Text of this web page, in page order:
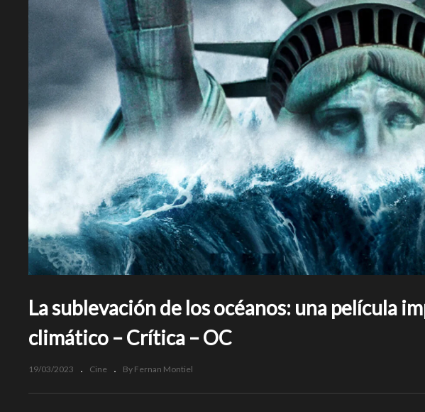
La sublevación de los océanos: una película
climático – Crítica – OC
19/03/2023 Cine By Fernan Montiel